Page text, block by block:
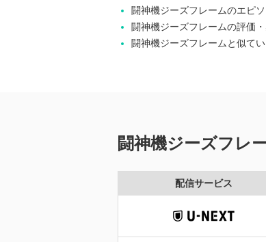
闘神機ジーズフレームのエピ
闘神機ジーズフレームの評価
闘神機ジーズフレームと似て
闘神機ジーズフレ
配信サービス